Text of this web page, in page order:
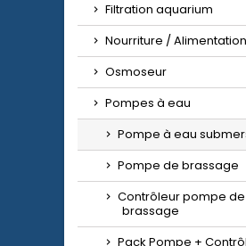
Filtration aquarium
Nourriture / Alimentation
Osmoseur
Pompes à eau
Pompe à eau
Pompe de brassage
Contrôleur pompe de
brassage
Pack Pompe +